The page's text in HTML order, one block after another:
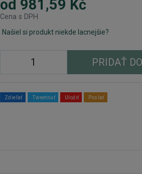
od 981,59 Kč
Cena s DPH
Našiel si produkt niekde lacnejšie?
PRIDAŤ
Zdieľať Tweetnuť Uložiť Poslať